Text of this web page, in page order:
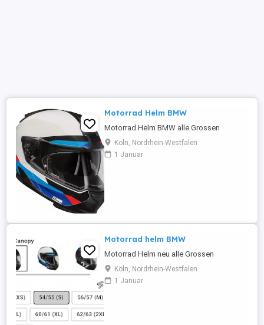
Motorrad Helm BMW
Motorrad Helm BMW alle Grossen
Köln, Nordrhein-Westfalen
1 Januar
Motorrad helm BMW
Motorrad Helm neu alle Grossen
Köln, Nordrhein-Westfalen
1 Januar